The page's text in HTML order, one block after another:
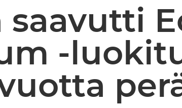
saavutti